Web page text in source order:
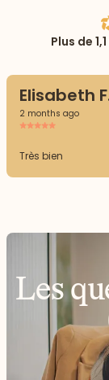
Plus de
Elisabeth
2 months ago
Très bien
Les